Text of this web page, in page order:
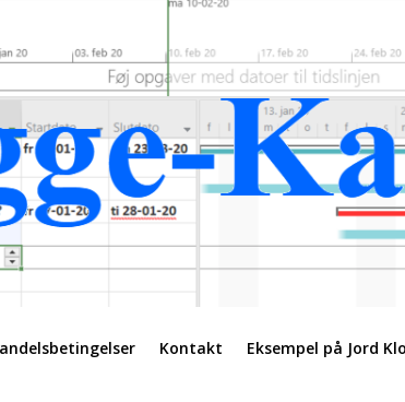
Kontakt Eksempel på Jord